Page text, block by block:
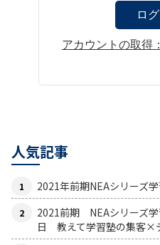
アカウントの取得
人気記事
2021年前期NEAシリーズ
2021前期 NEAシリーズ
日 教えて学習塾の集客×